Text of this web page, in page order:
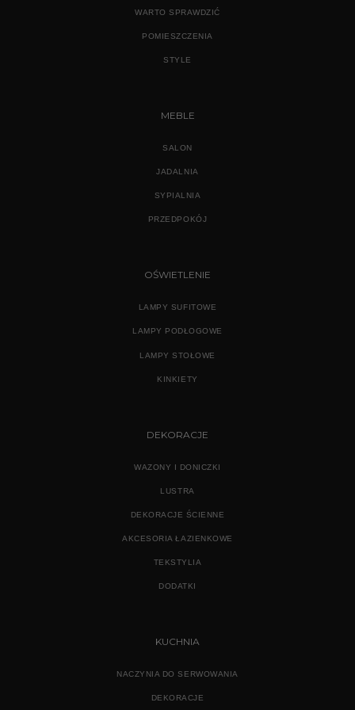
WARTO SPRAWDZIĆ
POMIESZCZENIA
STYLE
MEBLE
SALON
JADALNIA
SYPIALNIA
PRZEDPOKÓJ
OŚWIETLENIE
LAMPY SUFITOWE
LAMPY PODŁOGOWE
LAMPY STOŁOWE
KINKIETY
DEKORACJE
WAZONY I DONICZKI
LUSTRA
DEKORACJE ŚCIENNE
AKCESORIA ŁAZIENKOWE
TEKSTYLIA
DODATKI
KUCHNIA
NACZYNIA DO SERWOWANIA
DEKORACJE